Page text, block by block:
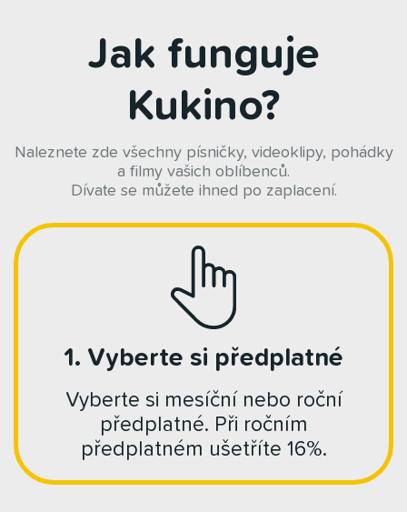
Jak funguje
Kukino?
Naleznete zde všechny písničky, videoklipy, pohádky
a filmy vašich oblíbenců.
Dívate se můžete ihned po zaplacení.
1. Vyberte si předplatné
Vyberte si mesíční nebo roční
předplatné. Při ročním
předplatném ušetříte 16%.